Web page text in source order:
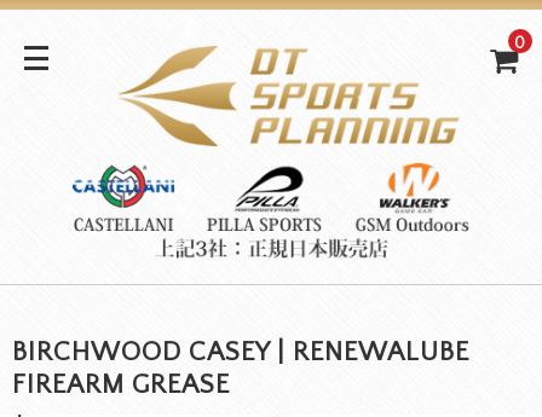
0
BIRCHWOOD CASEY | RENEWALUBE
FIREARM GREASE